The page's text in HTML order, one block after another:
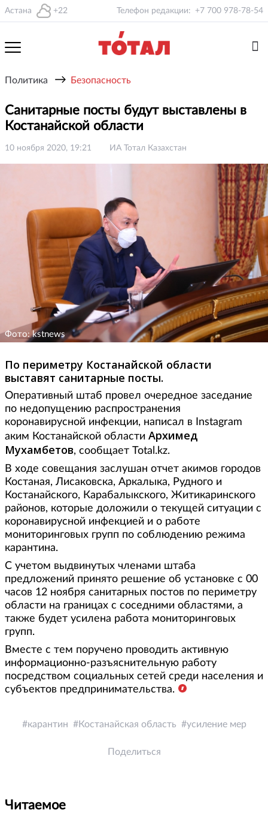
Астана +22 Телефон редакции: +7 700 978-78-54
Политика → Безопасность
Санитарные посты будут выставлены в
Костанайской области
10 ноября 2020, 19:21 ИА Тотал Казахстан
Фото: kstnews
По периметру Костанайской области
выставят санитарные посты.
Оперативный штаб провел очередное заседание
по недопущению распространения
коронавирусной инфекции, написал в Instagram
аким Костанайской области Архимед
Мухамбетов, сообщает Total.kz.
В ходе совещания заслушан отчет акимов городов
Костаная, Лисаковска, Аркалыка, Рудного и
Костанайского, Карабалыкского, Житикаринского
районов, которые доложили о текущей ситуации с
коронавирусной инфекцией и о работе
мониторинговых групп по соблюдению режима
карантина.
С учетом выдвинутых членами штаба
предложений принято решение об установке с 00
часов 12 ноября санитарных постов по периметру
области на границах с соседними областями, а
также будет усилена работа мониторинговых
групп.
Вместе с тем поручено проводить активную
информационно-разъяснительную работу
посредством социальных сетей среди населения и
субъектов предпринимательства.
карантин Костанайская область усиление мер
Поделиться
Читаемое